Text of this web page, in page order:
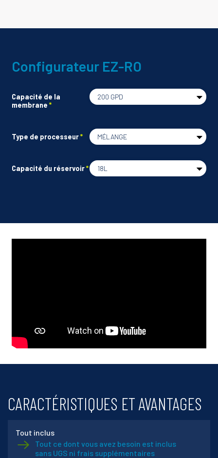
Configurateur EZ-RO
Capacité de la
membrane
Type de processeur
Capacité du réservoir
CARACTÉRISTIQUES ET AVANTAGES
Tout inclus
Tout ce dont vous avez besoin est inclus
sans UGS ni frais supplémentaires